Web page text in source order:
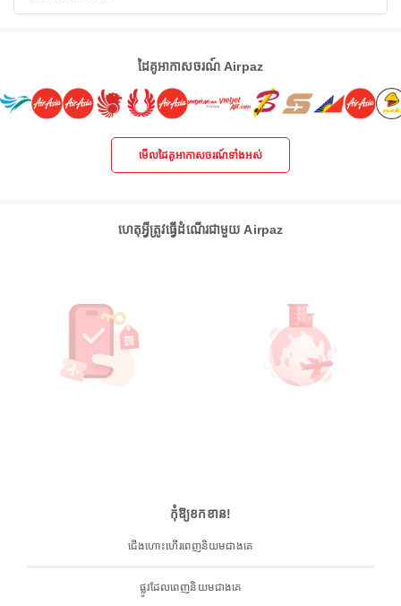
ដៃគូអាកាសចរណ៍ Airpaz
មើលដៃគូអាកាសចរណ៍ទាំងអស់
ហេតុអ្វីត្រូវធ្វើដំណើរជាមួយ Airpaz
កុំឱ្យខកខាន!
ជើងហោះហើរពេញនិយមជាងគេ
ផ្លូវដែលពេញនិយមជាងគេ